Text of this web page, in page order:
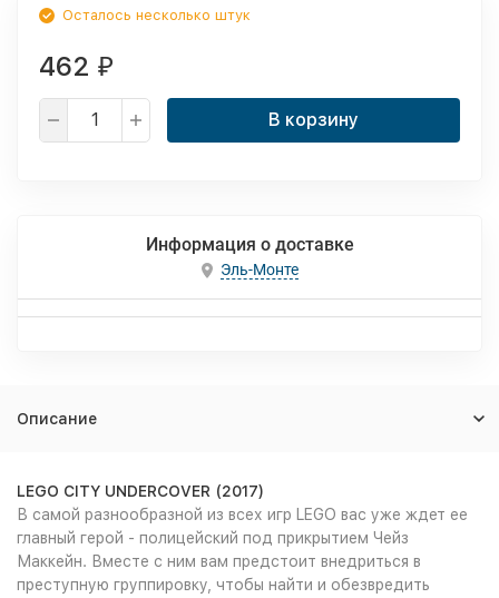
Осталось несколько штук
462 ₽
В корзину
Информация о доставке
Эль-Монте
Описание
LEGO CITY UNDERCOVER (2017)
В самой разнообразной из всех игр LEGO вас уже ждет ее
главный герой - полицейский под прикрытием Чейз
Маккейн. Вместе с ним вам предстоит внедриться в
преступную группировку, чтобы найти и обезвредить